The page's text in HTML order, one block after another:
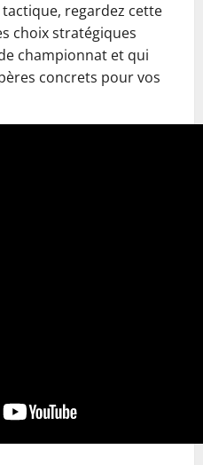
regardez cette
choix stratégiques
championnat et qui
concrets pour vos